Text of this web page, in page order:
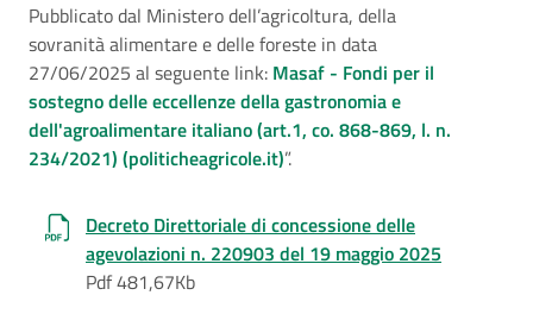
Pubblicato dal Ministero dell’agricoltura, della
sovranità alimentare e delle foreste in data
27/06/2025 al seguente link: Masaf - Fondi per il
sostegno delle eccellenze della gastronomia e
dell'agroalimentare italiano (art.1, co. 868-869, l. n.
234/2021) (politicheagricole.it)”.
Decreto Direttoriale di concessione delle
agevolazioni n. 220903 del 19 maggio 2025
Pdf 481,67Kb